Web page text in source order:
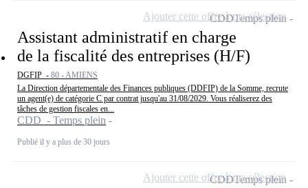
Assistant administratif en charge
de la fiscalité des entreprises (H/F)
DGFIP - 80 - AMIENS
La Direction départementale des Finances publiques (DDFIP) de la Somme, recrute
un agent(e) de catégorie C par contrat jusqu'au 31/08/2029. Vous réaliserez des
tâches de gestion fiscales en...
CDD - Temps plein
Publié il y a plus de 30 jours
CDDTemps plein
Ajouter cette offre à ma sélection
CDDTemps plein
Ajouter cette offre à ma sélection